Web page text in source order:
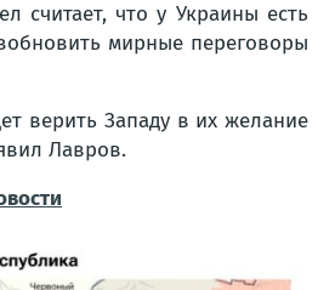
считает, что у Украины есть
мирные переговоры
верить Западу в их желание
Лавров.